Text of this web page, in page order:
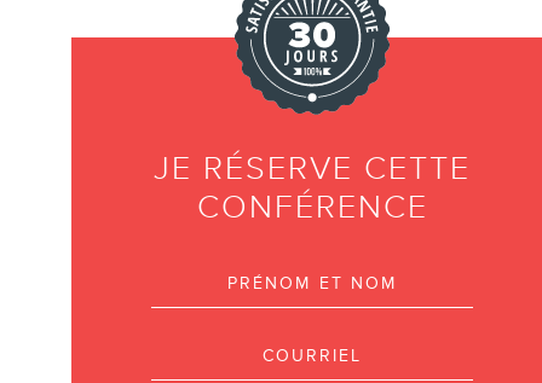
EN
JE RÉSERVE CETTE
CONFÉRENCE